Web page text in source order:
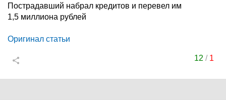
Пострадавший набрал кредитов и перевел им
1,5 миллиона рублей
Оригинал статьи
12 / 1